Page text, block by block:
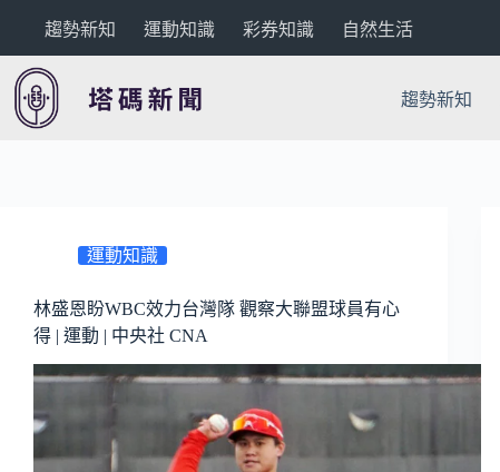
要
內
趨勢新知 運動知識 彩券知識 自然生活
趨勢新知
運動知識
林盛恩盼WBC效力台灣隊 觀察大聯盟球員有心
得 | 運動 | 中央社 CNA